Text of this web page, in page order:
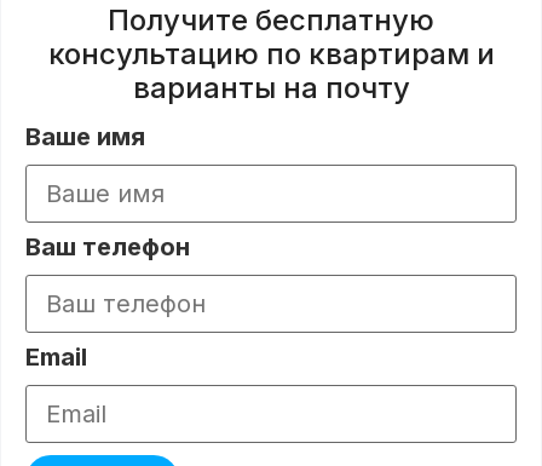
Получите бесплатную
консультацию по квартирам и
варианты на почту
Ваше имя
Ваш телефон
Email